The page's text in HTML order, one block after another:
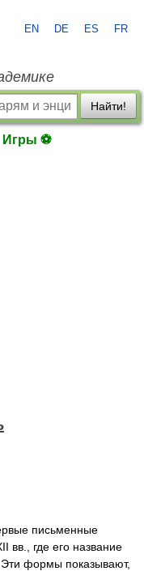
EN DE ES FR
Найти!
Игры ⚽
письменные
вв., где его название
Эти формы показывают,